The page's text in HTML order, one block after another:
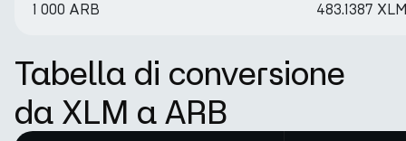
1 000 ARB 483.1387
Tabella di conversione
da XLM a ARB